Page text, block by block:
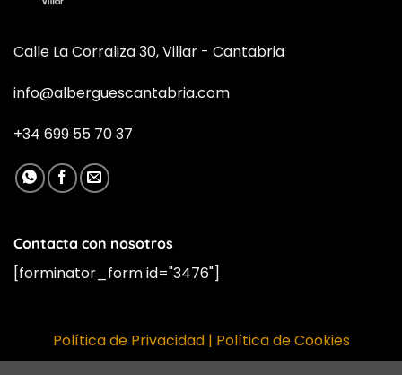
Calle La Corraliza 30, Villar - Cantabria
info@alberguescantabria.com
+34 699 55 70 37
Contacta con nosotros
[forminator_form id="3476"]
Política de Privacidad| Política de Cookies